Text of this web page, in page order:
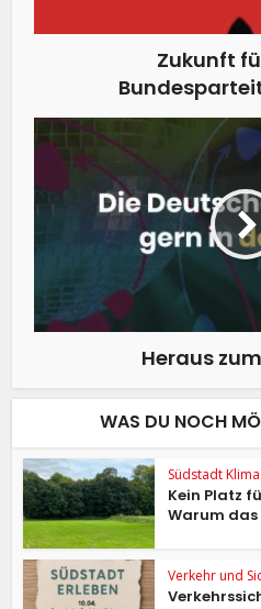
Zukunft
Heraus
WAS DU NOCH
Südstadt Klima
Kein Platz
Warum das
Verkehr und